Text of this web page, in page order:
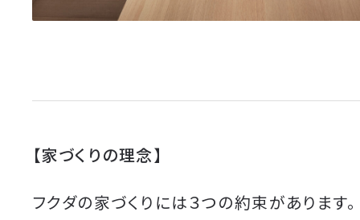
【家づくりの理念】
フクダの家づくりには３つの約束があります。